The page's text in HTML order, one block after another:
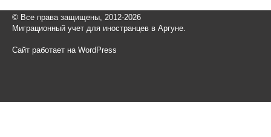
© Все права защищены, 2012-2026
Миграционный учет для иностранцев в Аргуне.
Сайт работает на WordPress